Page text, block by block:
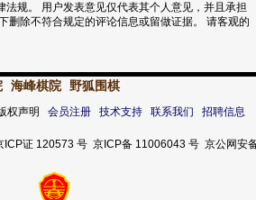
规。 用户发表意见仅代表其个人意见，并且承担
删除不符合规定的评论信息或留做证据。 请客观的
海峰棋院 野狐围棋
权声明 会员注册 技术支持 联系我们 招聘信息
ICP证 120573 号 京ICP备 11006043 号 京公网安